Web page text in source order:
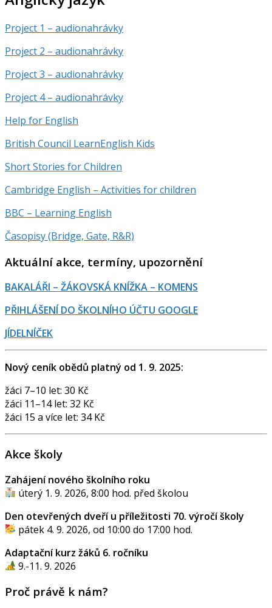
Project 1 – audionahrávky
Project 2 – audionahrávky
Project 3 – audionahrávky
Project 4 – audionahrávky
Help for English
British Council LearnEnglish Kids
Short Stories for Children
Cambridge English – Activities for children
BBC – Learning English
Časopisy (Bridge, Gate, R&R)
Aktuální akce, termíny, upozornění
BAKALÁŘI – ŽÁKOVSKÁ KNÍŽKA – KOMENS
PŘIHLÁŠENÍ DO ŠKOLNÍHO ÚČTU GOOGLE
JÍDELNÍČEK
Nový ceník obědů platný od 1. 9. 2025:
žáci 7–10 let: 30 Kč
žáci 11–14 let: 32 Kč
žáci 15 a více let: 34 Kč
Akce školy
Zahájení nového školního roku
úterý 1. 9. 2026, 8:00 hod. před školou
Den otevřených dveří u příležitosti 70. výročí školy
pátek 4. 9. 2026, od 10:00 do 17:00 hod.
Adaptační kurz žáků 6. ročníku
9.-11. 9. 2026
Proč právě k nám?